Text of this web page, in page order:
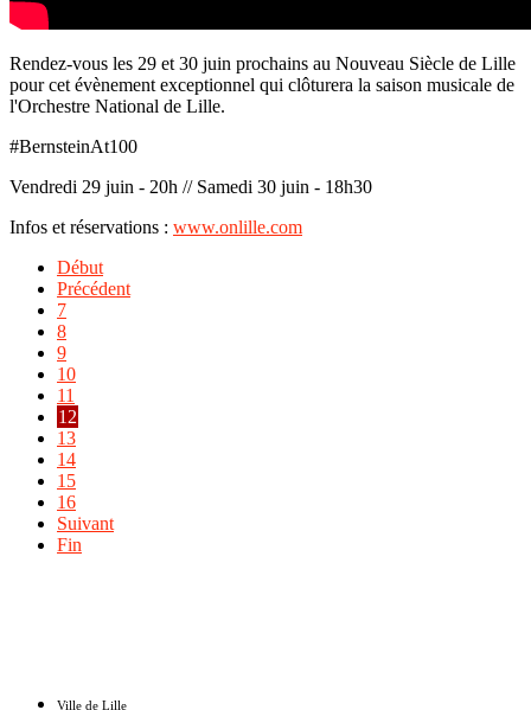
Rendez-vous les 29 et 30 juin prochains au Nouveau Siècle de Lille
pour cet évènement exceptionnel qui clôturera la saison musicale de
l'Orchestre National de Lille.
#BernsteinAt100
Vendredi 29 juin - 20h // Samedi 30 juin - 18h30
Infos et réservations : www.onlille.com
Début
Précédent
7
8
9
10
11
12
13
14
15
16
Suivant
Fin
Ville de Lille